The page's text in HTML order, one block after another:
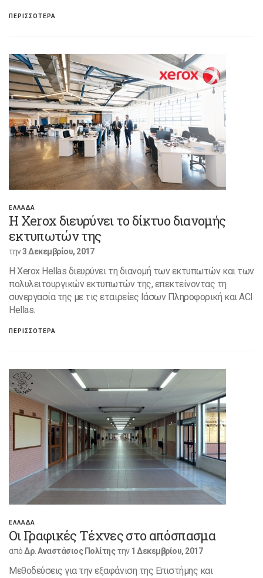
ΠΕΡΙΣΣΟΤΕΡΑ
ΕΛΛΑΔΑ
Η Xerox διευρύνει το δίκτυο διανομής
εκτυπωτών της
την3 Δεκεμβρίου, 2017
Η Xerox Hellas διευρύνει τη διανομή των εκτυπωτών και των
πολυλειτουργικών εκτυπωτών της, επεκτείνοντας τη
συνεργασία της με τις εταιρείες Ιάσων Πληροφορική και ACI
Hellas.
ΠΕΡΙΣΣΟΤΕΡΑ
ΕΛΛΑΔΑ
Οι Γραφικές Τέχνες στο απόσπασμα
από Δρ. Αναστάσιος Πολίτης την1 Δεκεμβρίου, 2017
Μεθοδεύσεις για την εξαφάνιση της Επιστήμης και